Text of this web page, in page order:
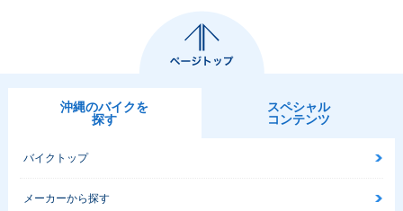
沖縄のバイクを
探す
スペシャル
コンテンツ
バイクトップ
メーカーから探す